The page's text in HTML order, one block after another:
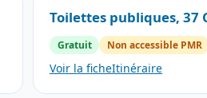
Toilettes publiques, 37
Gratuit Non accessible PMR
Voir la ficheItinéraire